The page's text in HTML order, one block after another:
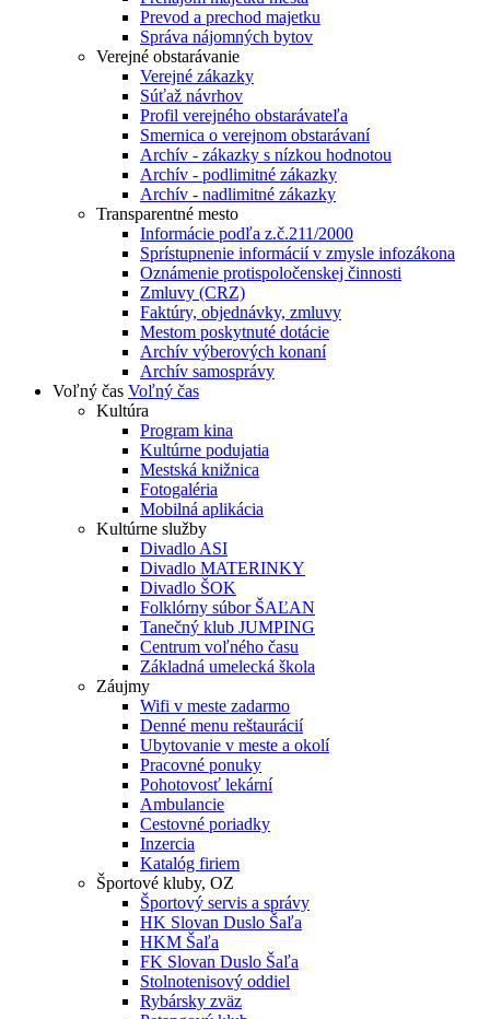
Prevod a prechod majetku
Správa nájomných bytov
Verejné obstarávanie
Verejné zákazky
Súťaž návrhov
Profil verejného obstarávateľa
Smernica o verejnom obstarávaní
Archív - zákazky s nízkou hodnotou
Archív - podlimitné zákazky
Archív - nadlimitné zákazky
Transparentné mesto
Informácie podľa z.č.211/2000
Sprístupnenie informácií v zmysle infozákona
Oznámenie protispoločenskej činnosti
Zmluvy (CRZ)
Faktúry, objednávky, zmluvy
Mestom poskytnuté dotácie
Archív výberových konaní
Archív samosprávy
Voľný čas Voľný čas
Kultúra
Program kina
Kultúrne podujatia
Mestská knižnica
Fotogaléria
Mobilná aplikácia
Kultúrne služby
Divadlo ASI
Divadlo MATERINKY
Divadlo ŠOK
Folklórny súbor ŠAĽAN
Tanečný klub JUMPING
Centrum voľného času
Základná umelecká škola
Záujmy
Wifi v meste zadarmo
Denné menu reštaurácií
Ubytovanie v meste a okolí
Pracovné ponuky
Pohotovosť lekární
Ambulancie
Cestovné poriadky
Inzercia
Katalóg firiem
Športové kluby, OZ
Športový servis a správy
HK Slovan Duslo Šaľa
HKM Šaľa
FK Slovan Duslo Šaľa
Stolnotenisový oddiel
Rybársky zväz